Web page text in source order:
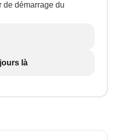
de démarrage du
là